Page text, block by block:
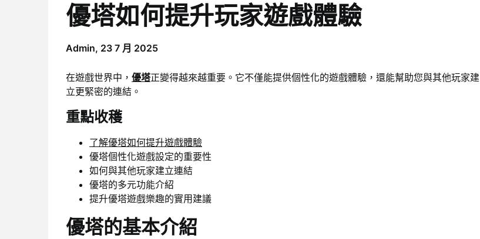
優塔如何提升玩家遊戲體驗
Admin, 23 7 月 2025
在遊戲世界中， 優塔正變得越來越重要。它不僅能提供個性化的遊戲體驗，還能幫助您與其他玩家建
立更緊密的連結。
重點收穫
了解優塔如何提升遊戲體驗
優塔個性化遊戲設定的重要性
如何與其他玩家建立連結
優塔的多元功能介紹
提升優塔遊戲樂趣的實用建議
優塔的基本介紹